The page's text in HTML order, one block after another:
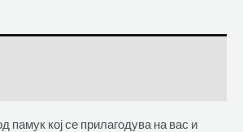
памук кој се прилагодува на вас и